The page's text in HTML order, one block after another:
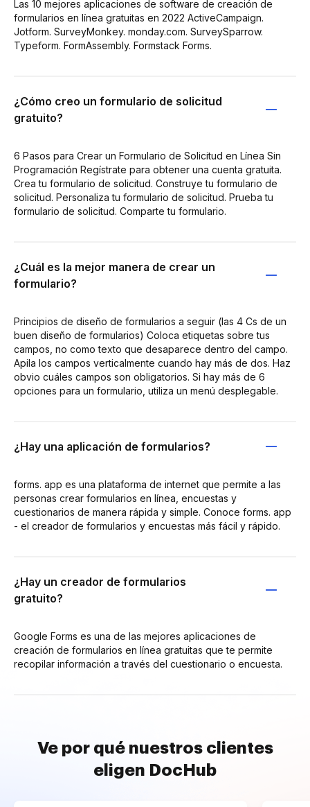
Las 10 mejores aplicaciones de software de creación de
formularios en línea gratuitas en 2022 ActiveCampaign.
Jotform. SurveyMonkey. monday.com. SurveySparrow.
Typeform. FormAssembly. Formstack Forms.
¿Cómo creo un formulario de solicitud
gratuito?
6 Pasos para Crear un Formulario de Solicitud en Línea Sin
Programación Regístrate para obtener una cuenta gratuita.
Crea tu formulario de solicitud. Construye tu formulario de
solicitud. Personaliza tu formulario de solicitud. Prueba tu
formulario de solicitud. Comparte tu formulario.
¿Cuál es la mejor manera de crear un
formulario?
Principios de diseño de formularios a seguir (las 4 Cs de un
buen diseño de formularios) Coloca etiquetas sobre tus
campos, no como texto que desaparece dentro del campo.
Apila los campos verticalmente cuando hay más de dos. Haz
obvio cuáles campos son obligatorios. Si hay más de 6
opciones para un formulario, utiliza un menú desplegable.
¿Hay una aplicación de formularios?
forms. app es una plataforma de internet que permite a las
personas crear formularios en línea, encuestas y
cuestionarios de manera rápida y simple. Conoce forms. app
- el creador de formularios y encuestas más fácil y rápido.
¿Hay un creador de formularios
gratuito?
Google Forms es una de las mejores aplicaciones de
creación de formularios en línea gratuitas que te permite
recopilar información a través del cuestionario o encuesta.
Ve por qué nuestros clientes
eligen DocHub